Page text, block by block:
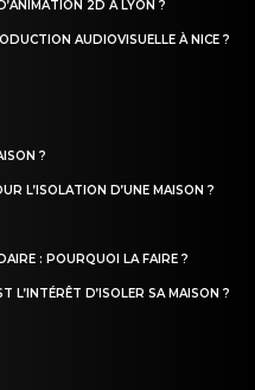
2D À LYON ?
AUDIOVISUELLE À NICE ?
?
L’ISOLATION D’UNE MAISON ?
: POURQUOI LA FAIRE ?
L’INTÉRÊT D’ISOLER SA MAISON ?